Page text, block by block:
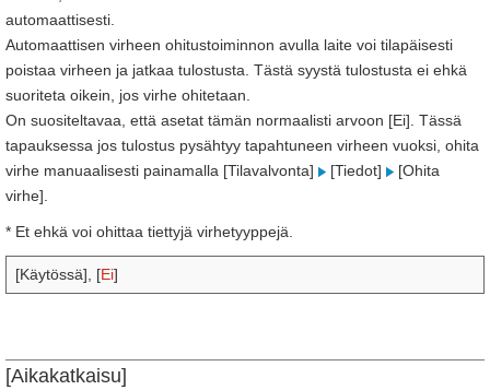
automaattisesti.
Automaattisen virheen ohitustoiminnon avulla laite voi tilapäisesti
poistaa virheen ja jatkaa tulostusta. Tästä syystä tulostusta ei ehkä
suoriteta oikein, jos virhe ohitetaan.
On suositeltavaa, että asetat tämän normaalisti arvoon [Ei]. Tässä
tapauksessa jos tulostus pysähtyy tapahtuneen virheen vuoksi, ohita
virhe manuaalisesti painamalla [Tilavalvonta]
[Tiedot]
[Ohita
virhe].
* Et ehkä voi ohittaa tiettyjä virhetyyppejä.
[Käytössä], [Ei]
[Aikakatkaisu]